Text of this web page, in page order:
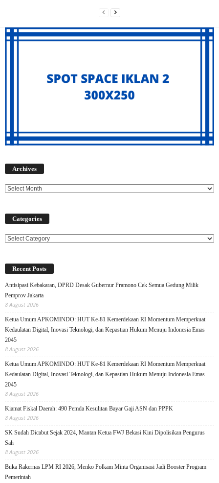
Archives
Categories
Categories
Recent Posts
Antisipasi Kebakaran, DPRD Desak Gubernur Pramono Cek Semua Gedung Milik
Pemprov Jakarta
8 August 2026
Ketua Umum APKOMINDO: HUT Ke-81 Kemerdekaan RI Momentum Memperkuat
Kedaulatan Digital, Inovasi Teknologi, dan Kepastian Hukum Menuju Indonesia Emas
2045
8 August 2026
Ketua Umum APKOMINDO: HUT Ke-81 Kemerdekaan RI Momentum Memperkuat
Kedaulatan Digital, Inovasi Teknologi, dan Kepastian Hukum Menuju Indonesia Emas
2045
8 August 2026
Kiamat Fiskal Daerah: 490 Pemda Kesulitan Bayar Gaji ASN dan PPPK
8 August 2026
SK Sudah Dicabut Sejak 2024, Mantan Ketua FWJ Bekasi Kini Dipolisikan Pengurus
Sah
8 August 2026
Buka Rakernas LPM RI 2026, Menko Polkam Minta Organisasi Jadi Booster Program
Pemerintah